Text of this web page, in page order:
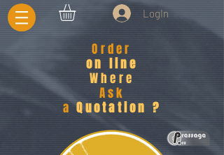
LogIn
Order
on line
Where
Ask
a Quotation ?